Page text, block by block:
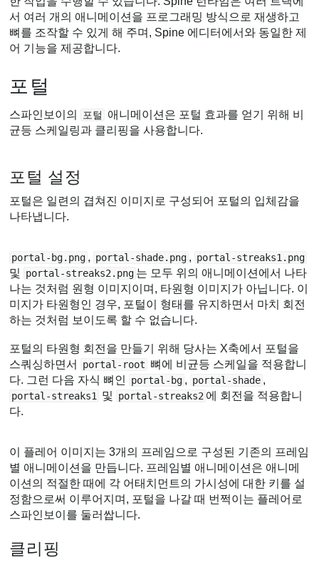
서 여러 개의 애니메이션을 프로그래밍 방식으로 재생하고
뼈를 조작할 수 있게 해 주며, Spine 에디터에서와 동일한 제
어 기능을 제공합니다.
포털
스파인보이의 포털
애니메이션은 포털 효과를 얻기 위해 비
균등 스케일링과 클리핑을 사용합니다.
포털 설정
포털은 일련의 겹쳐진 이미지로 구성되어 포털의 입체감을
나타냅니다.
portal-bg.png , portal-shade.png , portal-streaks1.png
및 portal-streaks2.png 는 모두 위의 애니메이션에서 나타
나는 것처럼 원형 이미지이며, 타원형 이미지가 아닙니다. 이
미지가 타원형인 경우, 포털이 형태를 유지하면서 마치 회전
하는 것처럼 보이도록 할 수 없습니다.
포털의 타원형 회전을 만들기 위해 당사는 X축에서 포털을
스쿼싱하면서
portal-root 뼈에 비균등 스케일을 적용합니
다. 그런 다음 자식 뼈인
portal-bg , portal-shade ,
portal-streaks1 및 portal-streaks2 에 회전을 적용합니
다.
이 플레어 이미지는 3개의 프레임으로 구성된 기존의 프레임
별 애니메이션을 만듭니다. 프레임별 애니메이션은 애니메
이션의 적절한 때에 각 어태치먼트의 가시성에 대한 키를 설
정함으로써 이루어지며, 포털을 나갈 때 번쩍이는 플레어로
스파인보이를 둘러쌉니다.
클리핑